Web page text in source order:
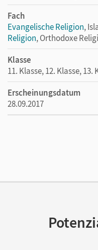
Fach
Evangelische Religion,
Religion, Orthodoxe
Klasse
11. Klasse, 12. Klasse, 13.
Erscheinungsdatum
28.09.2017